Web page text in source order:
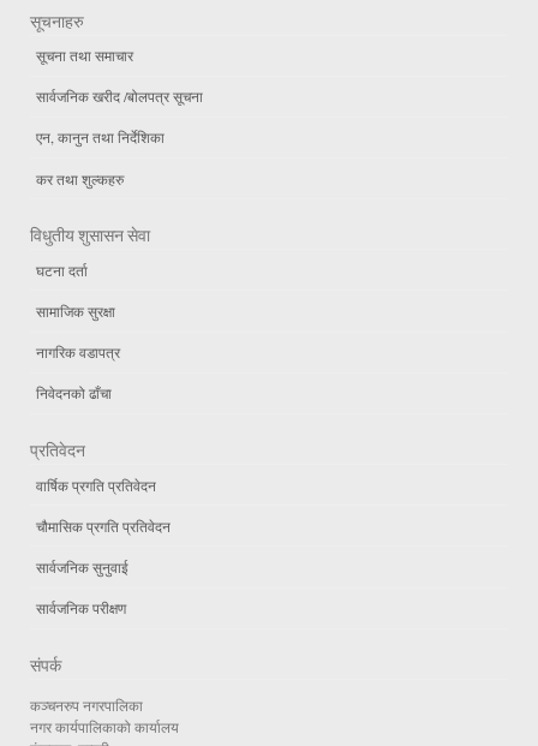
सूचनाहरु
सूचना तथा समाचार
सार्वजनिक खरीद /बोलपत्र सूचना
एन, कानुन तथा निर्देशिका
कर तथा शुल्कहरु
विधुतीय शुसासन सेवा
घटना दर्ता
सामाजिक सुरक्षा
नागरिक वडापत्र
निवेदनको ढाँचा
प्रतिवेदन
वार्षिक प्रगति प्रतिवेदन
चौमासिक प्रगति प्रतिवेदन
सार्वजनिक सुनुवाई
सार्वजनिक परीक्षण
संपर्क
कञ्चनरुप नगरपालिका
नगर कार्यपालिकाको कार्यालय